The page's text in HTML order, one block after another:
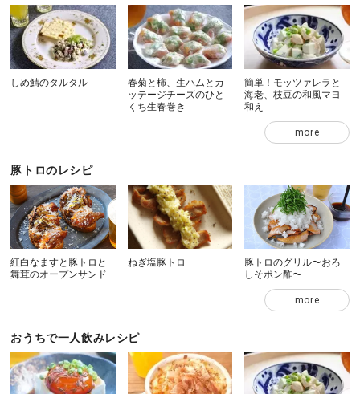
しめ鯖のタルタル
春菊と柿、生ハムとカ
ッテージチーズのひと
くち生春巻き
簡単！モッツァレラと
海老、枝豆の和風マヨ
和え
more
豚トロのレシピ
紅白なますと豚トロと
舞茸のオープンサンド
ねぎ塩豚トロ
豚トロのグリル〜おろ
しそポン酢〜
more
おうちで一人飲みレシピ